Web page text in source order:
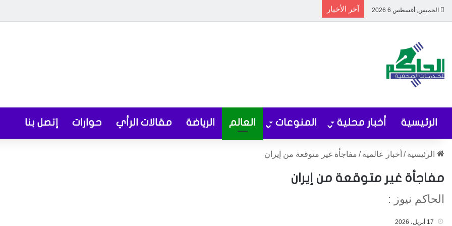
الخميس, أغسطس 6 2026 آخر الأخبار
الرئيسية أخبار محلية المنوعات العالم الرياضة مقالات الرأي حوارات إتصل بنا
الرئيسية / أخبار عالمية / مفاجأة غير متوقعة من إيران
مفاجأة غير متوقعة من إيران
الحاكم نيوز :
17 أبريل، 2026